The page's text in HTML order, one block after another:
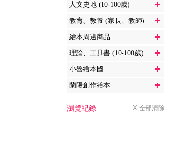
人文史地 (10-100歲)
教育、教養 (家長、教師)
繪本周邊商品
理論、工具書 (10-100歲)
小魯繪本國
蘭陽創作繪本
瀏覽紀錄 X 全部清除